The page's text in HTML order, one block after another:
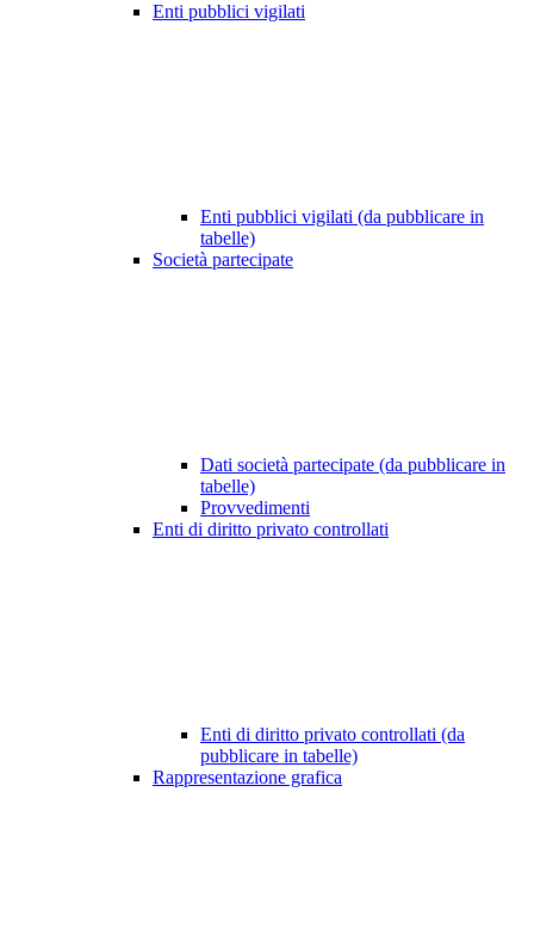
Enti pubblici vigilati
Enti pubblici vigilati (da pubblicare in
tabelle)
Società partecipate
Dati società partecipate (da pubblicare in
tabelle)
Provvedimenti
Enti di diritto privato controllati
Enti di diritto privato controllati (da
pubblicare in tabelle)
Rappresentazione grafica